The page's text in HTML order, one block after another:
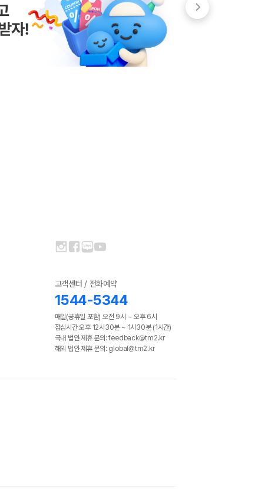
고객센터 / 전화예약
1544-5344
매일(공휴일 포함) 오전 9시 ~ 오후 6시
점심시간 오후 12시30분 ~ 1시30분 (1시간)
국내 법인·제휴 문의: feedback@tm2.kr
해외 법인·제휴 문의: global@tm2.kr